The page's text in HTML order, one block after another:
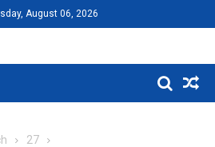
August 06, 2026
27